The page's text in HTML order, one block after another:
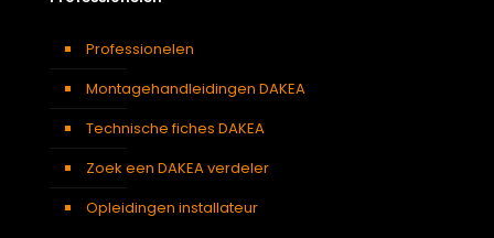
Professionelen
Montagehandleidingen DAKEA
Technische fiches DAKEA
Zoek een DAKEA verdeler
Opleidingen installateur